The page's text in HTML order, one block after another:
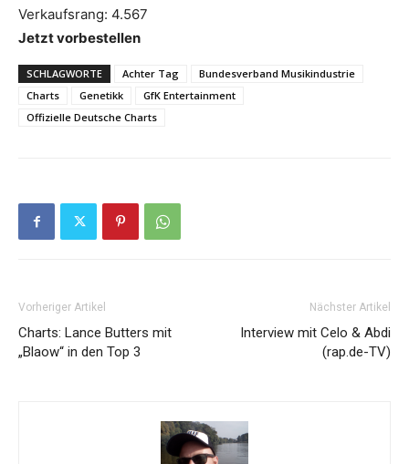
Verkaufsrang: 4.567
Jetzt vorbestellen
SCHLAGWORTE Achter Tag
Bundesverband Musikindustrie
Charts
Genetikk
GfK Entertainment
Offizielle Deutsche Charts
Vorheriger Artikel
Charts: Lance Butters mit
„Blaow“ in den Top 3
Nächster Artikel
Interview mit Celo & Abdi
(rap.de-TV)